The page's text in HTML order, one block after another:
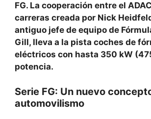
FG. La cooperación entre el
carreras creada por Nick
antiguo jefe de equipo de
Gill, lleva a la pista coches de
eléctricos con hasta 350 kW
potencia.
Serie FG: Un nuevo
automovilismo